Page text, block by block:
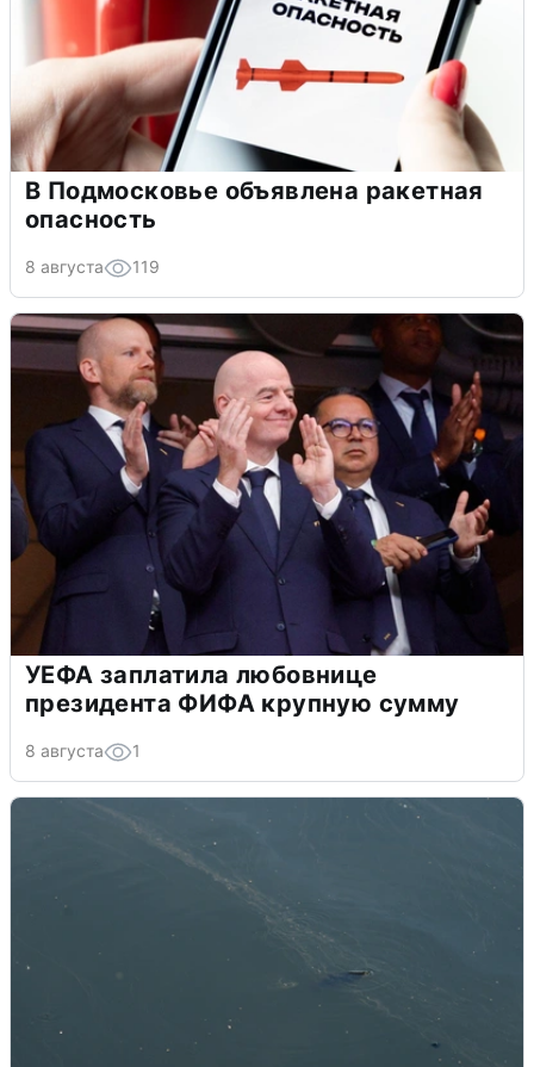
В Подмосковье объявлена ракетная
опасность
8 августа 119
УЕФА заплатила любовнице
президента ФИФА крупную сумму
8 августа 1